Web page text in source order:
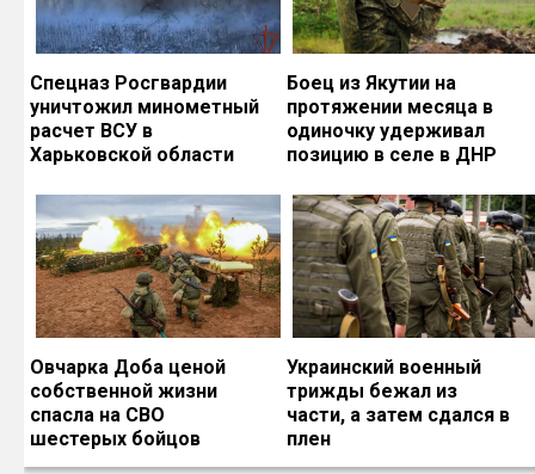
Спецназ Росгвардии
уничтожил минометный
расчет ВСУ в
Харьковской области
Боец из Якутии на
протяжении месяца в
одиночку удерживал
позицию в селе в ДНР
Овчарка Доба ценой
собственной жизни
спасла на СВО
шестерых бойцов
Украинский военный
трижды бежал из
части, а затем сдался в
плен